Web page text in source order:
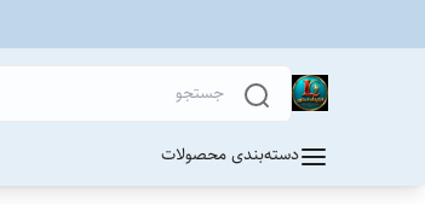
دسته‌بندی محصولات